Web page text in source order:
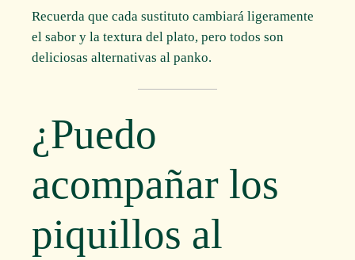
Recuerda que cada sustituto cambiará ligeramente
el sabor y la textura del plato, pero todos son
deliciosas alternativas al panko.
¿Puedo
acompañar los
piquillos al